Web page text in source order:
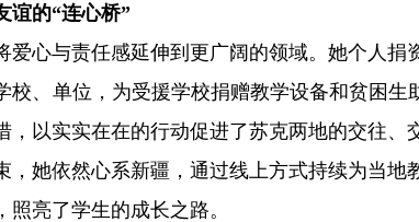
谊的“连心桥”
爱心与责任感延伸到更广阔的领域。她个人捐
校、单位，为受援学校捐赠教学设备和贫困生
以实实在在的行动促进了苏克两地的交往、
，她依然心系新疆，通过线上方式持续为当地
亮了学生的成长之路。